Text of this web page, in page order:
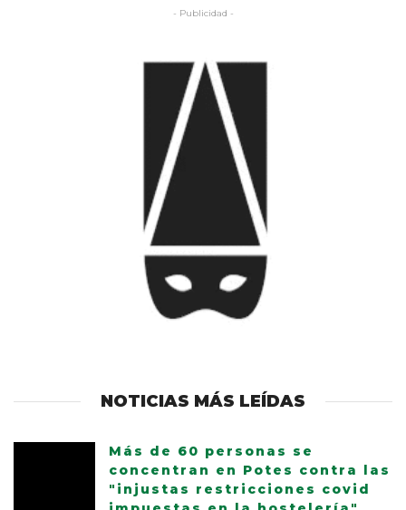
- Publicidad -
NOTICIAS MÁS LEÍDAS
Más de 60 personas se
concentran en Potes contra las
"injustas restricciones covid